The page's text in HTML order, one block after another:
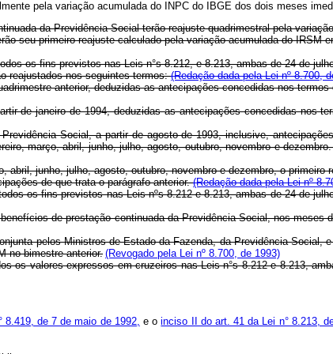
pela variação acumulada do INPC do IBGE dos dois meses
da Previdência Social terão reajuste quadrimestral pela
seu primeiro reajuste calculado pela variação acumulada do
os fins previstos nas Leis n°s 8.212, e 8.213, ambas de 24 de
reajustados nos seguintes termos:(Redação dada pela Lei nº 8.700,
anterior, deduzidas as antecipações concedidas nos termos
de janeiro de 1994, deduzidas as antecipações concedidas nos
Social, a partir de agosto de 1993, inclusive,
março, abril, junho, julho, agosto, outubro, novembro e
junho, julho, agosto, outubro, novembro e dezembro, o
de que trata o parágrafo anterior.(Redação dada pela Lei nº
os fins previstos nas Leis nºs 8.212 e 8.213, ambas de 24 de
de prestação continuada da Previdência Social, nos
pelos Ministros de Estado da Fazenda, da Previdência Social,
no bimestre anterior. (Revogado pela Lei nº 8.700, de 1993)
os valores expressos em cruzeiros nas Leis n°s 8.212 e 8.213,
8.419, de 7 de maio de 1992, e oinciso II do art. 41 da Lei n° 8.213,